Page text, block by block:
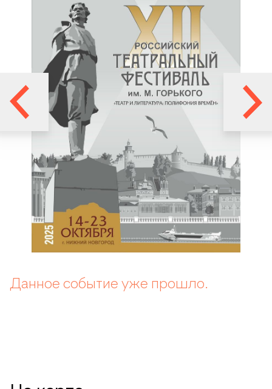
Данное событие уже прошло.